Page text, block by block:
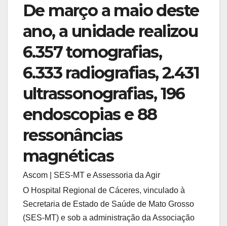
De março a maio deste
ano, a unidade realizou
6.357 tomografias,
6.333 radiografias, 2.431
ultrassonografias, 196
endoscopias e 88
ressonâncias
magnéticas
Ascom | SES-MT e Assessoria da Agir
O Hospital Regional de Cáceres, vinculado à
Secretaria de Estado de Saúde de Mato Grosso
(SES-MT) e sob a administração da Associação